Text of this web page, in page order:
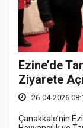
Ezine’de
Ziyarete
26-04-2026
Çanakkale’nin